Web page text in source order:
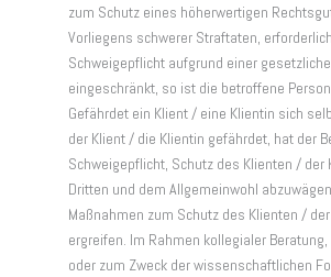
zum Schutz eines höherwertigen
Vorliegens schwerer Straftaten,
Schweigepflicht aufgrund einer
eingeschränkt, so ist die betroffene
Gefährdet ein Klient / eine Klientin sich
der Klient / die Klientin gefährdet, hat der
Schweigepflicht, Schutz des Klienten / der
Dritten und dem Allgemeinwohl
Maßnahmen zum Schutz des Klienten /
ergreifen. Im Rahmen kollegialer
oder zum Zweck der wissenschaftlichen